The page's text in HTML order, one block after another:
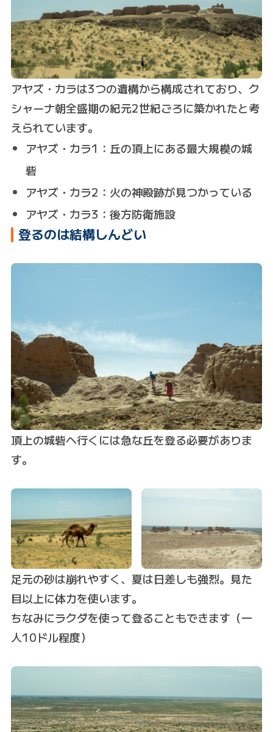
アヤズ・カラは3つの遺構から構成されており、ク
シャーナ朝全盛期の紀元2世紀ごろに築かれたと考
えられています。
アヤズ・カラ1：丘の頂上にある最大規模の城
砦
アヤズ・カラ2：火の神殿跡が見つかっている
アヤズ・カラ3：後方防衛施設
登るのは結構しんどい
頂上の城砦へ行くには急な丘を登る必要がありま
す。
足元の砂は崩れやすく、夏は日差しも強烈。見た
目以上に体力を使います。
ちなみにラクダを使って登ることもできます（一
人10ドル程度）